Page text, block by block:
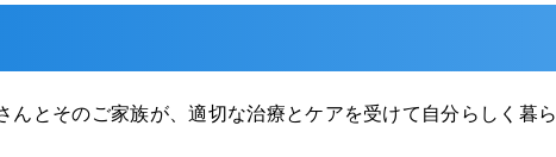
んとそのご家族が、適切な治療とケアを受けて自分らしく暮